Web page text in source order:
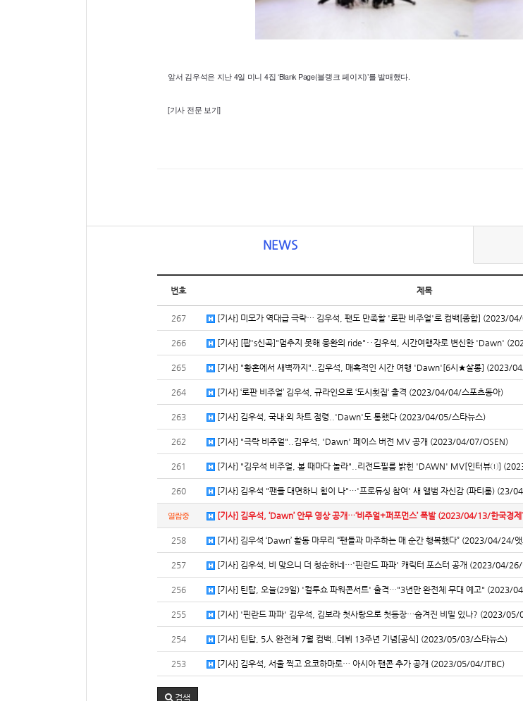
앞서 김우석은 지난 4일 미니 4집 ‘Blank Page(블랭크 페이지)’를 발매했다.
[기사 전문 보기]
NEWS
번호 제목
267 [기사] 미모가 역대급 극락… 김우석, 팬도 만족할 '로판 비주얼'로 컴백[종합] (2023/
266 [기사] [팝's신곡]"멈추지 못해 몽환의 ride"‥김우석, 시간여행자로 변신한 'Dawn'
265 [기사] "황혼에서 새벽까지"..김우석, 매혹적인 시간 여행 'Dawn'[6시★살롱] (2023/
264 [기사] ‘로판 비주얼’ 김우석, 규라인으로 ‘도시횟집‘ 출격 (2023/04/04/스포츠동아)
263 [기사] 김우석, 국내·외 차트 점령..'Dawn'도 통했다 (2023/04/05/스타뉴스)
262 [기사] "극락 비주얼"..김우석, 'Dawn' 페이스 버전 MV 공개 (2023/04/07/OSEN)
261 [기사] "김우석 비주얼, 볼 때마다 놀라"..리전드필름 밝힌 'DAWN' MV[인터뷰①]
260 [기사] 김우석 "팬들 대면하니 힘이 나"…'프로듀싱 참여' 새 앨범 자신감 (파티룸) (23/
열람중 [기사] 김우석, ‘Dawn’ 안무 영상 공개…‘비주얼+퍼포먼스’ 폭발 (2023/04/13/한국경
258 [기사] 김우석 ‘Dawn’ 활동 마무리 “팬들과 마주하는 매 순간 행복했다” (2023/04/24/
257 [기사] 김우석, 비 맞으니 더 청순하네…'핀란드 파파' 캐릭터 포스터 공개 (2023/04/26/
256 [기사] 틴탑, 오늘(29일) '컬투쇼 파워콘서트' 출격⋯"3년만 완전체 무대 예고" (2023/
255 [기사] '핀란드 파파' 김우석, 김보라 첫사랑으로 첫등장…숨겨진 비밀 있나? (2023/05/
254 [기사] 틴탑, 5人 완전체 7월 컴백..데뷔 13주년 기념[공식] (2023/05/03/스타뉴스)
253 [기사] 김우석, 서울 찍고 요코하마로… 아시아 팬콘 추가 공개 (2023/05/04/JTBC)
검색